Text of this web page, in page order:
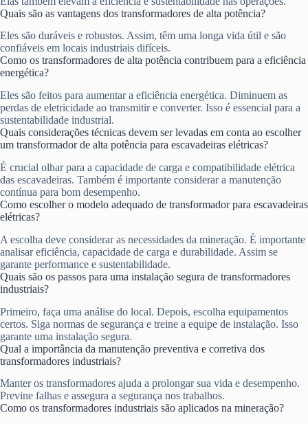
Quais são as vantagens dos transformadores de alta potência?
Eles são duráveis e robustos. Assim, têm uma longa vida útil e são
confiáveis em locais industriais difíceis.
Como os transformadores de alta potência contribuem para a eficiência
energética?
Eles são feitos para aumentar a eficiência energética. Diminuem as
perdas de eletricidade ao transmitir e converter. Isso é essencial para a
sustentabilidade industrial.
Quais considerações técnicas devem ser levadas em conta ao escolher
um transformador de alta potência para escavadeiras elétricas?
É crucial olhar para a capacidade de carga e compatibilidade elétrica
das escavadeiras. Também é importante considerar a manutenção
contínua para bom desempenho.
Como escolher o modelo adequado de transformador para escavadeiras
elétricas?
A escolha deve considerar as necessidades da mineração. É importante
analisar eficiência, capacidade de carga e durabilidade. Assim se
garante performance e sustentabilidade.
Quais são os passos para uma instalação segura de transformadores
industriais?
Primeiro, faça uma análise do local. Depois, escolha equipamentos
certos. Siga normas de segurança e treine a equipe de instalação. Isso
garante uma instalação segura.
Qual a importância da manutenção preventiva e corretiva dos
transformadores industriais?
Manter os transformadores ajuda a prolongar sua vida e desempenho.
Previne falhas e assegura a segurança nos trabalhos.
Como os transformadores industriais são aplicados na mineração?